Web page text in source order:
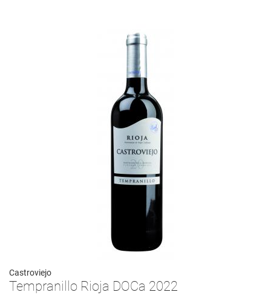
Castroviejo
Tempranillo Rioja DOCa 2022